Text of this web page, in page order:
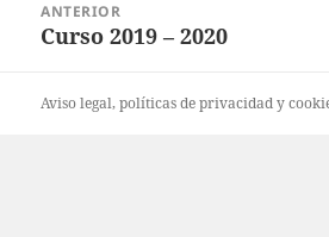
ANTERIOR
Entrada
Curso 2019 – 2020
Aviso legal, políticas deprivacidady